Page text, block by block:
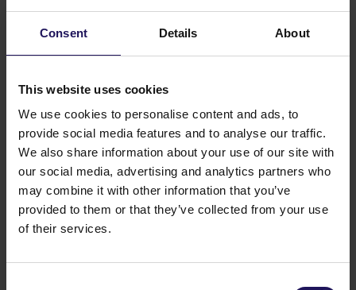
Consent Details About
This website uses cookies
We use cookies to personalise content and ads, to
provide social media features and to analyse our traffic.
We also share information about your use of our site with
our social media, advertising and analytics partners who
may combine it with other information that you’ve
provided to them or that they’ve collected from your use
of their services.
Powiązane treści
Raporty, ogłoszenia